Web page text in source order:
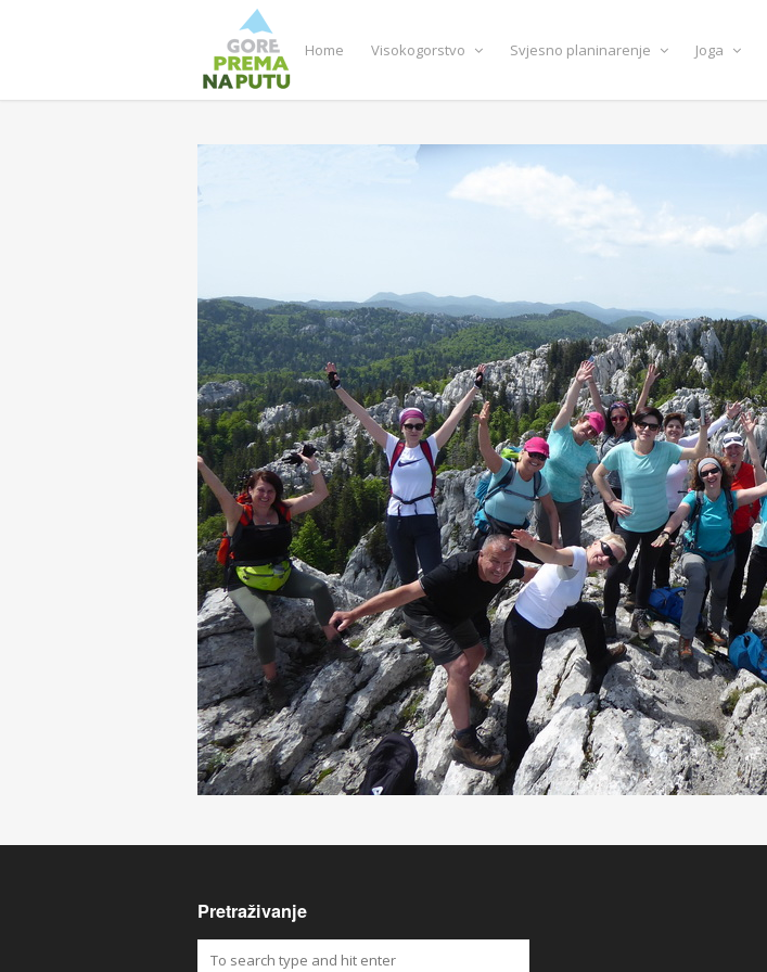
Home Visokogorstvo Svjesno planinarenje Joga
Pretraživanje